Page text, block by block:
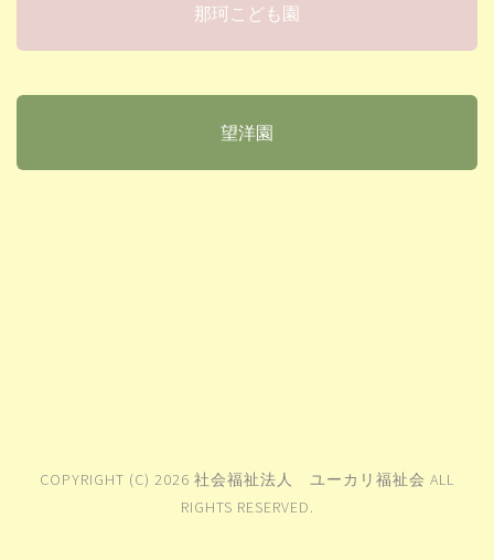
那珂こども園
望洋園
COPYRIGHT (C) 2026 社会福祉法人 ユーカリ福祉会 ALL
RIGHTS RESERVED.